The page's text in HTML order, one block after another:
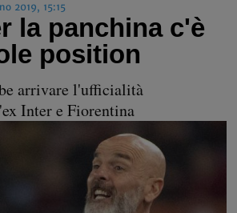
2019, 15:15
la panchina c'è
position
arrivare l'ufficialità
Inter e Fiorentina